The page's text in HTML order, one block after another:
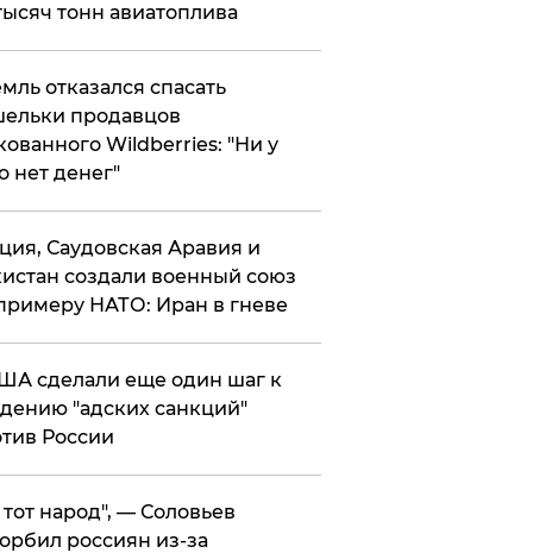
тонн авиатоплива
отказался спасать
продавцов
Wildberries: "Ни у
нет денег"
Саудовская Аравия и
создали военный союз
НАТО: Иран в гневе
сделали еще один шаг к
"адских санкций"
России
народ", — Соловьев
россиян из-за